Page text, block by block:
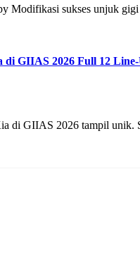
Modifikasi sukses unjuk gigi
di GIIAS 2026 Full 12
di GIIAS 2026 tampil unik.